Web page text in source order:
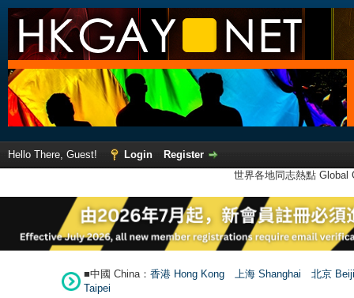
Hello There, Guest! Login
Register
世界各地同志熱點
■中國 China： 香港 Hong Kong 上海 Shanghai
北京
Taipei